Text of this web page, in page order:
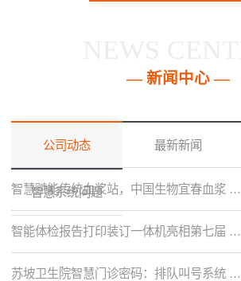
— 新闻中心 —
公司动态 最新新闻
智慧系统问题
智慧赋能传统血浆站，中国生物宜春血浆 …
智能体检报告打印装订一体机亮相第七届 …
苏坡卫生院智慧门诊密码：排队叫号系统 …